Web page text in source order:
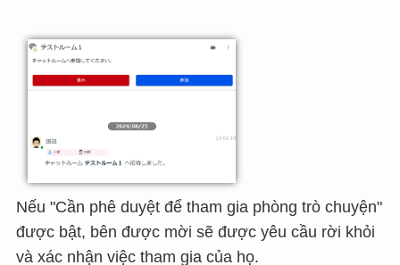
Nếu "Cần phê duyệt để tham gia phòng trò chuyện"
được bật, bên được mời sẽ được yêu cầu rời khỏi
và xác nhận việc tham gia của họ.